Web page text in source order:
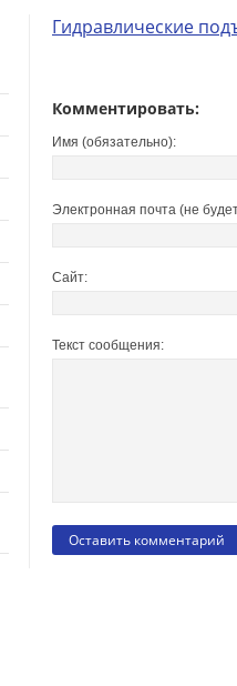
Гидравлические
Комментировать:
Имя (обязательно):
Электронная почта (не
Сайт:
Текст сообщения: